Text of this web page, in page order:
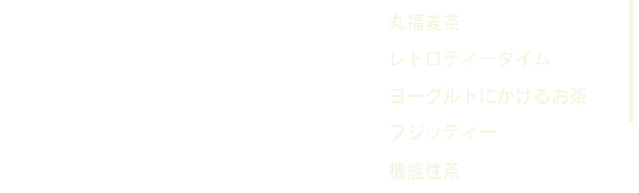
丸福麦茶
レトロティータイム
ヨーグルトにかけるお茶
フジッティー
機能性茶